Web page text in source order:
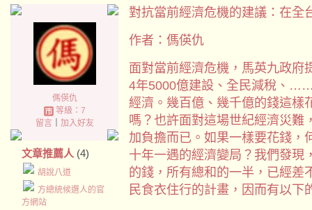
傌偀仇
等級：7
留言｜ 加入好友
文章推薦人 (4)
胡說八道
方總統候選人的官
方網站
對抗當前經濟危機的建議：在全
作者：傌偀仇
面對當前經濟危機，馬英九政府
4年5000億建設、全民減稅、
經濟。幾百億、幾千億的錢這樣
嗎？也許面對這場世紀經濟災難
加負擔而已。如果一樣要花錢，
十年一遇的經濟變局？我們發現
的錢，所有總和的一半，已經差
民食衣住行的計畫，因而有以下